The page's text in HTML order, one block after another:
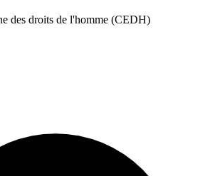
des droits de l'homme (CEDH)